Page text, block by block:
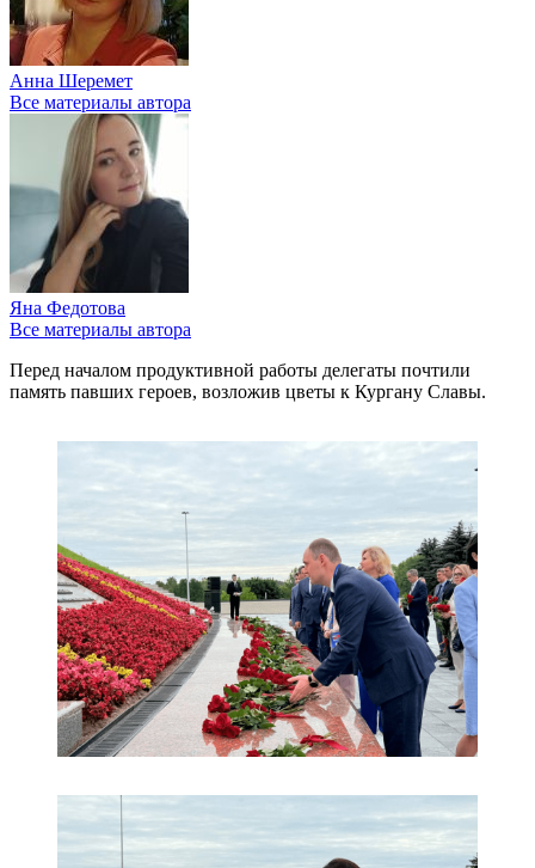
Анна Шеремет
Все материалы автора
Яна Федотова
Все материалы автора
Перед началом продуктивной работы делегаты почтили
память павших героев, возложив цветы к Кургану Славы.